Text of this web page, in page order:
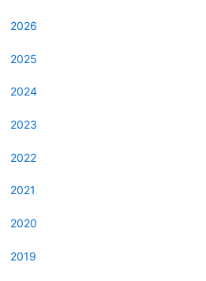
2026
2025
2024
2023
2022
2021
2020
2019